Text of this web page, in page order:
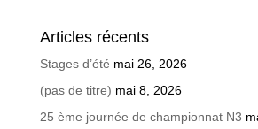
Articles récents
Stages d’été mai 26, 2026
(pas de titre) mai 8, 2026
25 ème journée de championnat N3